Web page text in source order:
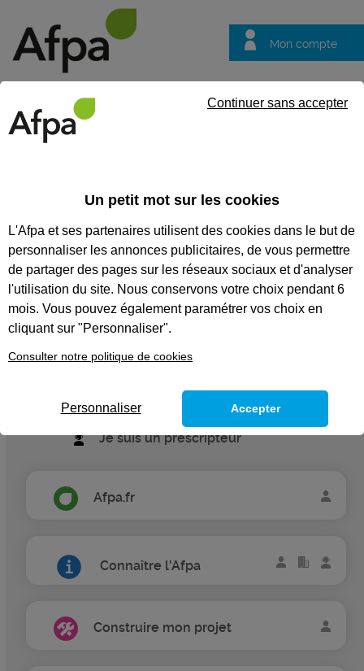
Mon compte
questions
VOS QUESTIONS
Recherches populaires :Conseiller Emploi Formation
Je suis une entreprise
Je suis un prescripteur
Afpa.fr
Connaître l'Afpa
Construire mon projet
Un petit mot sur les cookies
L'Afpa et ses partenaires utilisent des cookies dans le but de
personnaliser les annonces publicitaires, de vous permettre
de partager des pages sur les réseaux sociaux et d'analyser
l'utilisation du site. Nous conservons votre choix pendant 6
mois. Vous pouvez également paramétrer vos choix en
cliquant sur "Personnaliser".
Consulter notre politique de cookies
Continuer sans accepter
Personnaliser Accepter